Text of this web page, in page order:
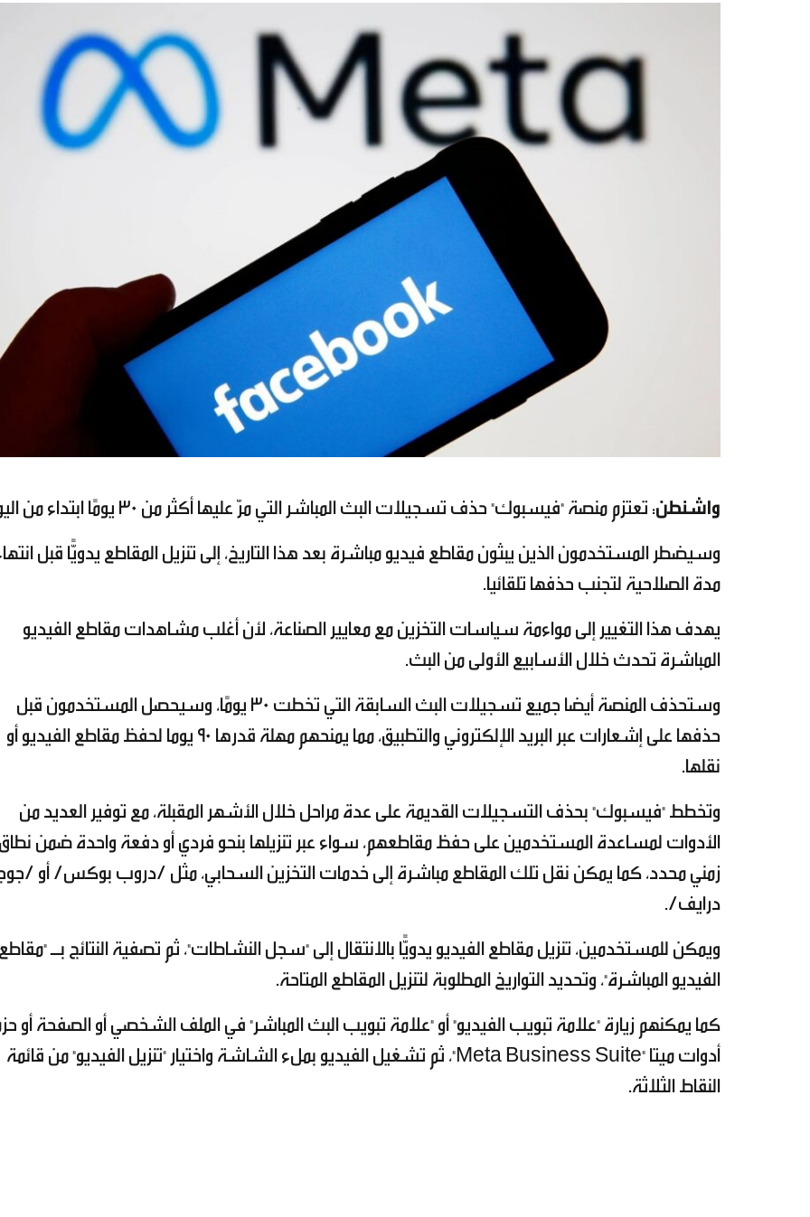
واشنطن: تعتزم منصة "فيسبوك" حذف تسجيلات البث المباشر التي مرّ عليها أكثر من 30 يومًا ابتداء من اليوم.
وسيضطر المستخدمون الذين يبثون مقاطع فيديو مباشرة بعد هذا التاريخ، إلى تنزيل المقاطع يدويًّا قبل
مدة الصلاحية لتجنب حذفها تلقائيا.
يهدف هذا التغيير إلى مواءمة سياسات التخزين مع معايير الصناعة، لأن أغلب مشاهدات مقاطع الفيديو
المباشرة تحدث خلال الأسابيع الأولى من البث.
وستحذف المنصة أيضا جميع تسجيلات البث السابقة التي تخطت 30 يومًا، وسيحصل المستخدمون قبل
حذفها على إشعارات عبر البريد الإلكتروني والتطبيق، مما يمنحهم مهلة قدرها 90 يوما لحفظ مقاطع الفيديو أو
نقلها.
وتخطط "فيسبوك" بحذف التسجيلات القديمة على عدة مراحل خلال الأشهر المقبلة، مع توفير العديد من
الأدوات لمساعدة المستخدمين على حفظ مقاطعهم، سواء عبر تنزيلها بنحو فردي أو دفعة واحدة ضمن
زمني محدد، كما يمكن نقل تلك المقاطع مباشرة إلى خدمات التخزين السحابي، مثل /دروب بوكس/ أو /
درايف/.
ويمكن للمستخدمين، تنزيل مقاطع الفيديو يدويًّا بالانتقال إلى "سجل النشاطات"، ثم تصفية النتائج بـ
الفيديو المباشرة"، وتحديد التواريخ المطلوبة لتنزيل المقاطع المتاحة.
كما يمكنهم زيارة "علامة تبويب الفيديو" أو "علامة تبويب البث المباشر" في الملف الشخصي أو الصفحة أو
أدوات ميتا "Meta Business Suite"، ثم تشغيل الفيديو بملء الشاشة واختيار "تنزيل الفيديو" من قائمة
النقاط الثلاثة.